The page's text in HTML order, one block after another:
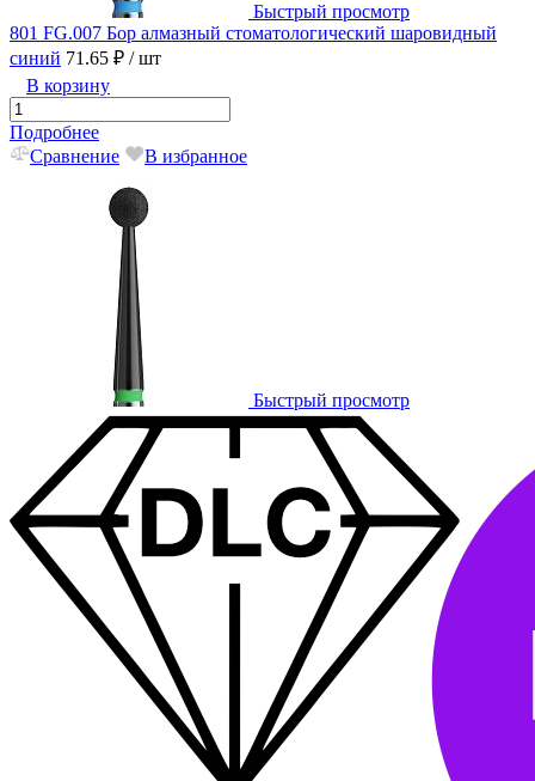
Быстрый просмотр
801 FG.007 Бор алмазный стоматологический шаровидный
синий 71.65 ₽ / шт
В корзину
Подробнее
Сравнение
В избранное
Быстрый просмотр